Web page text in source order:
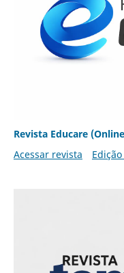
Revista Educare
Acessar revista